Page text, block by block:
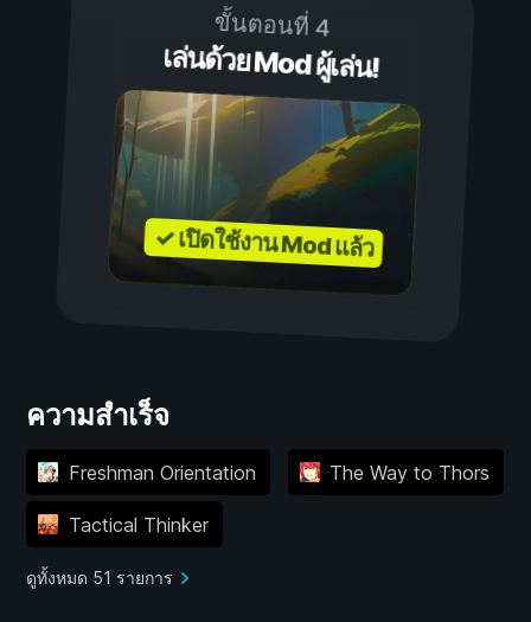
ขั้นตอนที่ 4
เล่นด้วย Mod ผู้เล่น!
✓ เปิดใช้งาน Mod แล้ว
ความสำเร็จ
Freshman Orientation The Way to Thors
Tactical Thinker
ดูทั้งหมด 51 รายการ